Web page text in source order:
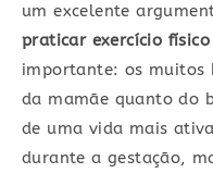
um excelente
praticar exercício
importante: os muitos
da mamãe quanto do
de uma vida mais
durante a gestação,